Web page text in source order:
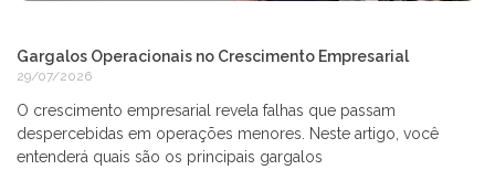
Gargalos Operacionais no Crescimento Empresarial
29/07/2026
O crescimento empresarial revela falhas que passam
despercebidas em operações menores. Neste artigo, você
entenderá quais são os principais gargalos